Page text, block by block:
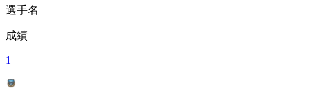
選手名
成績
1